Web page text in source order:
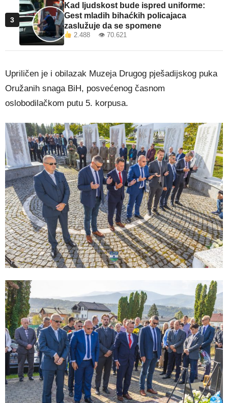
3
Kad ljudskost bude ispred uniforme:
Gest mladih bihaćkih policajaca
zaslužuje da se spomene
2.488 👁 70.621
Upriličen je i obilazak Muzeja Drugog pješadijskog puka
Oružanih snaga BiH, posvećenog časnom
oslobodilačkom putu 5. korpusa.